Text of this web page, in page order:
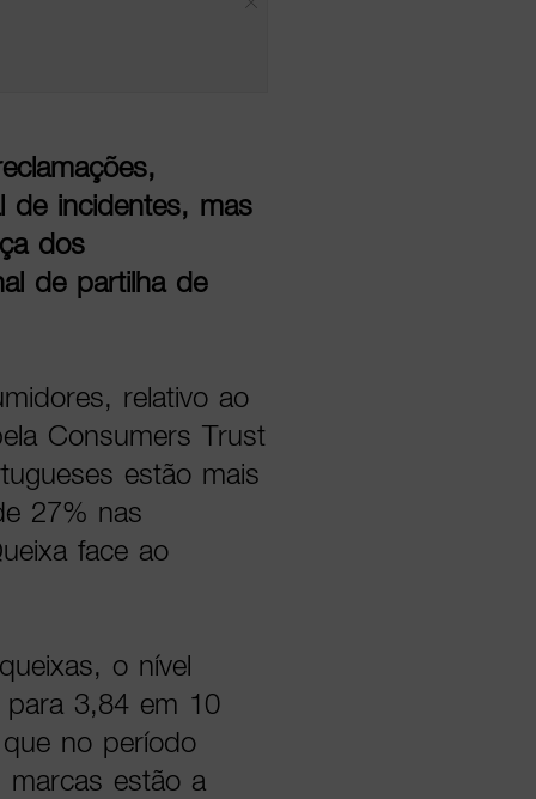
de incidentes, mas
dos
de partilha de
relativo ao
Consumers Trust
estão mais
27% nas
face ao
o nível
para 3,84 em 10
no período
marcas estão a